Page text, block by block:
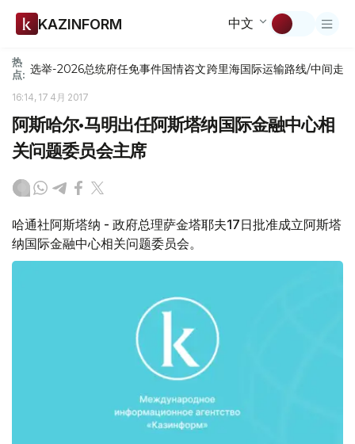
KAZINFORM 中文
热
点: 选举-2026总统府任免事件国情咨文跨里海国际运输路线/中间走廊
16:14, 17 4月 2017
阿斯哈尔•马明出任阿斯塔纳国际金融中心相
关问题委员会主席
哈通社阿斯塔纳 - 政府总理萨金塔耶夫17日批准成立阿斯塔
纳国际金融中心相关问题委员会。